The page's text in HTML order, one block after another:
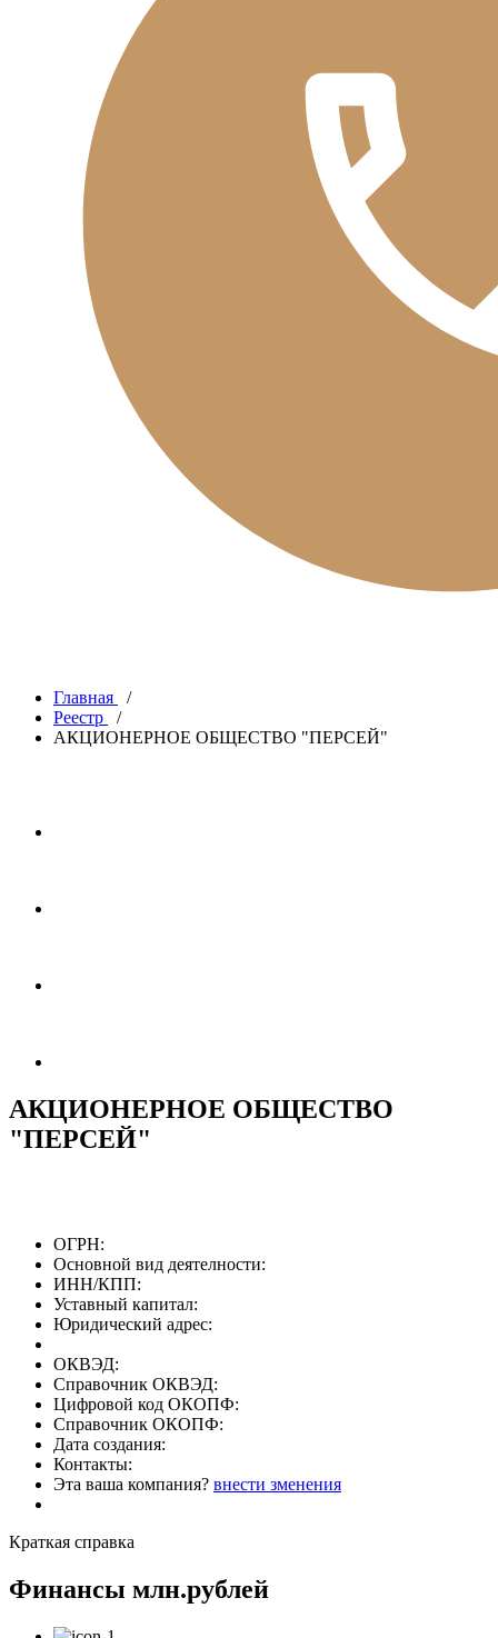
Главная
/
Реестр
/
АКЦИОНЕРНОЕ ОБЩЕСТВО "ПЕРСЕЙ"
АКЦИОНЕРНОЕ ОБЩЕСТВО
"ПЕРСЕЙ"
ОГРН:
Основной вид деятелности:
ИНН/КПП:
Уставный капитал:
Юридический адрес:
ОКВЭД:
Справочник ОКВЭД:
Цифровой код ОКОПФ:
Справочник ОКОПФ:
Дата создания:
Контакты:
Эта ваша компания? внести зменения
Краткая справка
Финансы млн.рублей